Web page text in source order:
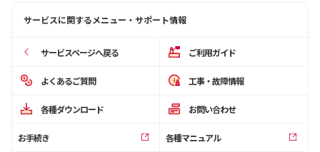
お知らせ サポートサイトの使い方
OCNのお客さまはこちら
工事・故障情報通知サー
サービスに関するメニュー・サポート情報
サービスページへ戻る ご利用ガイド
よくあるご質問 工事・故障情報
各種ダウンロード お問い合わせ
お手続き 各種マニュアル